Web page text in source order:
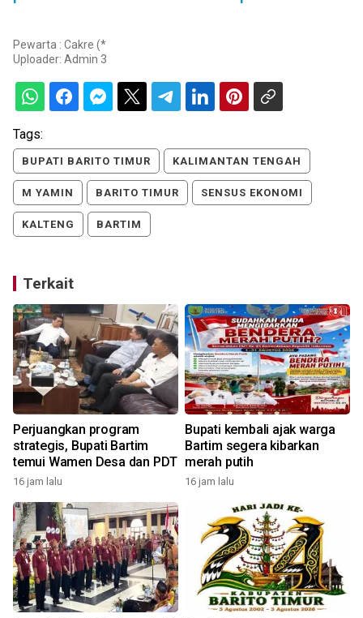
Pewarta : Cakre (*
Uploader: Admin 3
Tags:
BUPATI BARITO TIMUR KALIMANTAN TENGAH
M YAMIN BARITO TIMUR SENSUS EKONOMI
KALTENG BARTIM
Terkait
Perjuangkan program
strategis, Bupati Bartim
temui Wamen Desa dan PDT
16 jam lalu
Bupati kembali ajak warga
Bartim segera kibarkan
merah putih
16 jam lalu